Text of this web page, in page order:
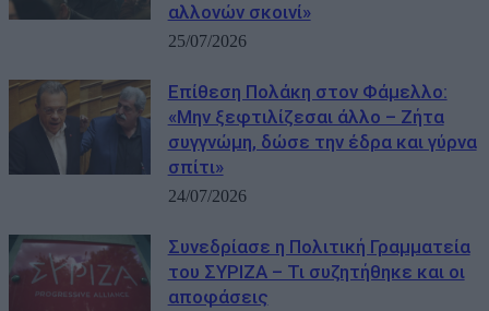
αλλονών σκοινί»
25/07/2026
Επίθεση Πολάκη στον Φάμελλο:
«Μην ξεφτιλίζεσαι άλλο – Ζήτα
συγγνώμη, δώσε την έδρα και γύρνα
σπίτι»
24/07/2026
Συνεδρίασε η Πολιτική Γραμματεία
του ΣΥΡΙΖΑ – Τι συζητήθηκε και οι
αποφάσεις